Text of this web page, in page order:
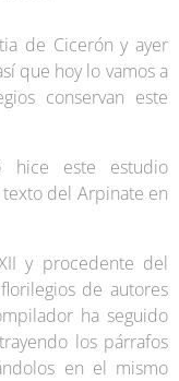
de Cicerón y ayer
que hoy lo vamos a
conservan este
hice este estudio
del Arpinate en
y procedente del
de autores
ha seguido
los párrafos
en el mismo